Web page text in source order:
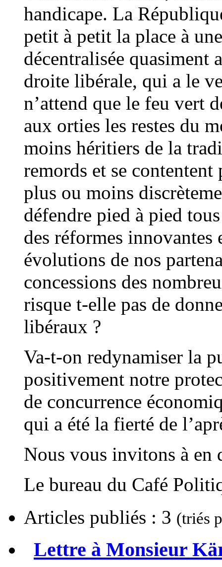
handicape. La
petit à petit la place à
décentralisée quasiment
droite libérale, qui a le
n’attend que le feu vert
aux orties les restes du
moins héritiers de la
remords et se
plus ou moins
défendre pied à pied
des réformes innovantes
évolutions de nos
concessions des
risque t-elle pas de
libéraux ?
Va-t-on redynamiser la
positivement notre
de concurrence
qui a été la fierté de
Nous vous invitons à en
Le bureau du Café
Articles publiés : 3 (triés
Lettre à Monsieur